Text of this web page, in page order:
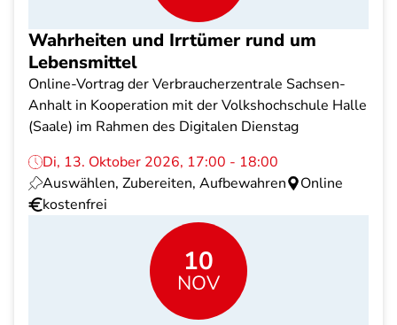
Wahrheiten und Irrtümer rund um
Lebensmittel
Online-Vortrag der Verbraucherzentrale Sachsen-
Anhalt in Kooperation mit der Volkshochschule Halle
(Saale) im Rahmen des Digitalen Dienstag
Di, 13. Oktober 2026, 17:00 - 18:00
Auswählen, Zubereiten, Aufbewahren
Online
kostenfrei
10
NOV